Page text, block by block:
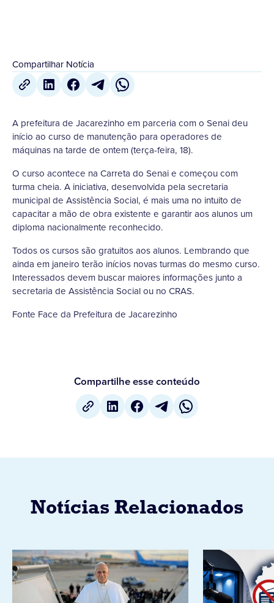
Compartilhar Notícia
A prefeitura de Jacarezinho em parceria com o Senai deu
início ao curso de manutenção para operadores de
máquinas na tarde de ontem (terça-feira, 18).
O curso acontece na Carreta do Senai e começou com
turma cheia. A iniciativa, desenvolvida pela secretaria
municipal de Assistência Social, é mais uma no intuito de
capacitar a mão de obra existente e garantir aos alunos um
diploma nacionalmente reconhecido.
Todos os cursos são gratuitos aos alunos. Lembrando que
ainda em janeiro terão inícios novas turmas do mesmo curso.
Interessados devem buscar maiores informações junto a
secretaria de Assistência Social ou no CRAS.
Fonte Face da Prefeitura de Jacarezinho
Compartilhe esse conteúdo
Notícias Relacionados